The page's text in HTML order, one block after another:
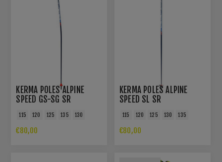
KERMA POLES ALPINE
SPEED GS-SG SR
115 120 125 135 130
€80,00
KERMA POLES ALPINE
SPEED SL SR
115 120 125 130 135
€80,00